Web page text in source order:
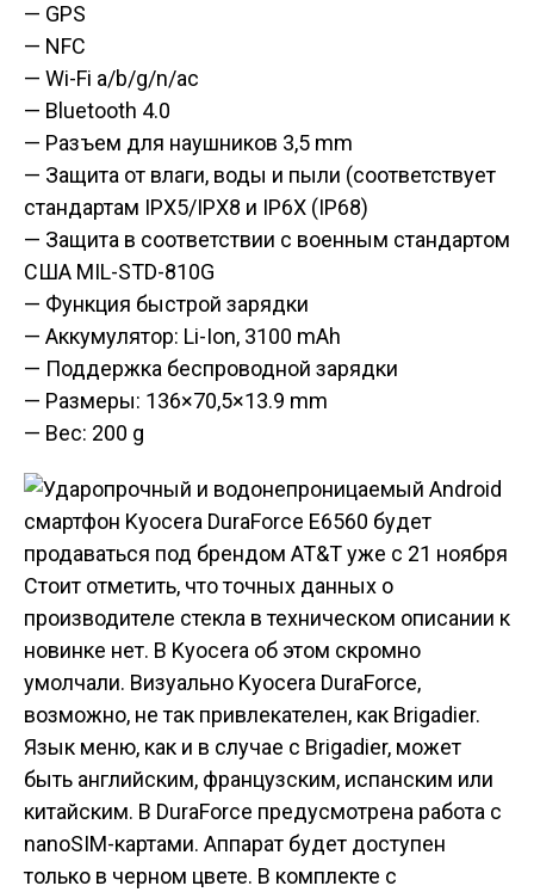
— GPS
— NFC
— Wi-Fi a/b/g/n/ac
— Bluetooth 4.0
— Разъем для наушников 3,5 mm
— Защита от влаги, воды и пыли (соответствует
стандартам IPX5/IPX8 и IP6X (IP68)
— Защита в соответствии с военным стандартом
США MIL-STD-810G
— Функция быстрой зарядки
— Аккумулятор: Li-Ion, 3100 mAh
— Поддержка беспроводной зарядки
— Размеры: 136×70,5×13.9 mm
— Вес: 200 g
Стоит отметить, что точных данных о
производителе стекла в техническом описании к
новинке нет. В Kyocera об этом скромно
умолчали. Визуально Kyocera DuraForce,
возможно, не так привлекателен, как Brigadier.
Язык меню, как и в случае с Brigadier, может
быть английским, французским, испанским или
китайским. В DuraForce предусмотрена работа с
nanoSIM-картами. Аппарат будет доступен
только в черном цвете. В комплекте с